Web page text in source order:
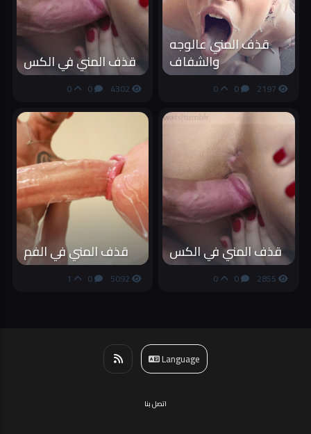
قذف المني عالوجه
والشفاف
0
0
قذف المني في الكس
0
0
قذف المني في الكس
0
0
قذف المني في الفم
0
Language
اتصل بنا